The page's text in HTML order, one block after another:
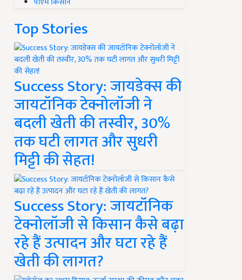
Top Stories
Success Story: जायडेक्स की
जायटॉनिक टेक्नोलॉजी ने
बदली खेती की तस्वीर, 30%
तक घटी लागत और सुधरी
मिट्टी की सेहत!
Success Story: जायटॉनिक
टेक्नोलॉजी से किसान कैसे बढ़ा
रहे हैं उत्पादन और घटा रहे हैं
खेती की लागत?